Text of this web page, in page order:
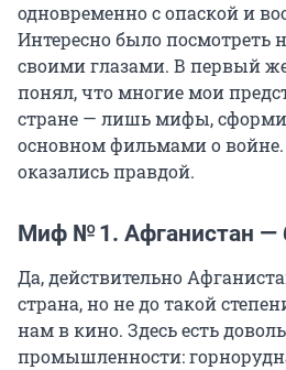
одновременно с опаской и
Интересно было посмотреть
своими глазами. В первый
понял, что многие мои
стране — лишь мифы,
основном фильмами о
оказались правдой.
Миф № 1. Афганистан —
Да, действительно
страна, но не до такой
нам в кино. Здесь есть
промышленности: